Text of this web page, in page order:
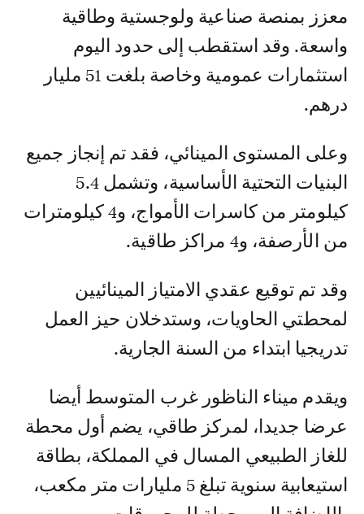
معزز بمنصة صناعية ولوجستية وطاقية
واسعة. وقد استقطب إلى حدود اليوم
استثمارات عمومية وخاصة بلغت 51 مليار
درهم.
وعلى المستوى المينائي، فقد تم إنجاز جميع
البنيات التحتية الأساسية، وتشمل 5.4
كيلومتر من كاسرات الأمواج، و4 كيلومترات
من الأرصفة، و4 مراكز طاقية.
وقد تم توقيع عقدي الامتياز المينائيين
لمحطتي الحاويات، وستدخلان حيز العمل
تدريجيا ابتداء من السنة الجارية.
ويقدم ميناء الناظور غرب المتوسط أيضا
عرضا جديدا، لمركز طاقي، يضم أول محطة
للغاز الطبيعي المسال في المملكة، بطاقة
استيعابية سنوية تبلغ 5 مليارات متر مكعب،